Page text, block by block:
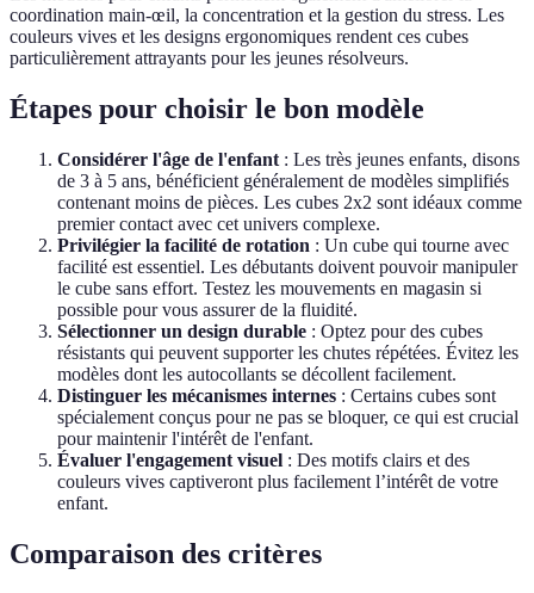
coordination main-œil, la concentration et la gestion du stress. Les
couleurs vives et les designs ergonomiques rendent ces cubes
particulièrement attrayants pour les jeunes résolveurs.
Étapes pour choisir le bon modèle
Considérer l'âge de l'enfant : Les très jeunes enfants, disons
de 3 à 5 ans, bénéficient généralement de modèles simplifiés
contenant moins de pièces. Les cubes 2x2 sont idéaux comme
premier contact avec cet univers complexe.
Privilégier la facilité de rotation : Un cube qui tourne avec
facilité est essentiel. Les débutants doivent pouvoir manipuler
le cube sans effort. Testez les mouvements en magasin si
possible pour vous assurer de la fluidité.
Sélectionner un design durable : Optez pour des cubes
résistants qui peuvent supporter les chutes répétées. Évitez les
modèles dont les autocollants se décollent facilement.
Distinguer les mécanismes internes : Certains cubes sont
spécialement conçus pour ne pas se bloquer, ce qui est crucial
pour maintenir l'intérêt de l'enfant.
Évaluer l'engagement visuel : Des motifs clairs et des
couleurs vives captiveront plus facilement l’intérêt de votre
enfant.
Comparaison des critères